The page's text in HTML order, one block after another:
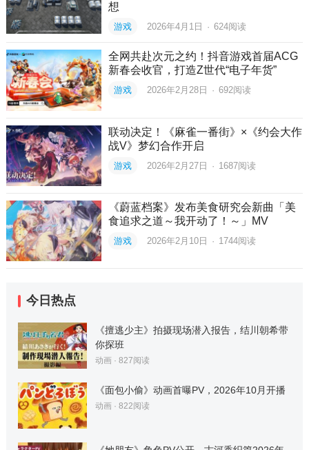
想
游戏 2026年4月1日 · 624阅读
全网共赴次元之约！抖音游戏首届ACG
新春会收官，打造Z世代“电子年货”
游戏 2026年2月28日 · 692阅读
联动决定！《麻雀一番街》×《约会大作
战V》梦幻合作开启
游戏 2026年2月27日 · 1687阅读
《蔚蓝档案》发布美食研究会新曲「美
食追求之道～我开动了！～」MV
游戏 2026年2月10日 · 1744阅读
今日热点
《擅逃少主》拍摄现场潜入报告，结川朝希带
你探班
动画· 827阅读
《面包小偷》动画首曝PV，2026年10月开播
动画· 822阅读